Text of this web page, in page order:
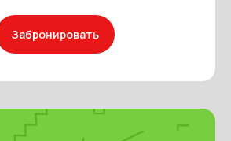
Забронировать